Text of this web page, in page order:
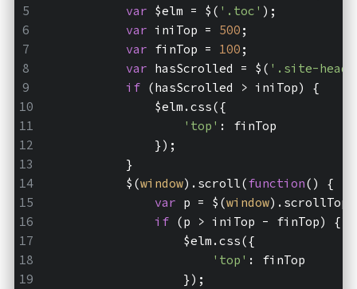
var $elm = $( '.toc' );
var iniTop = 500 ;
var finTop = 100 ;
var hasScrolled = $( '.site-
if (hasScrolled > iniTop) {
                $elm.css({
'top' : finTop
                });
            }
            $(
window).scroll(function( ) {
var p = $(window
if (p > iniTop - finTop) {
                    $elm.css({
'top' : finTop
                    });